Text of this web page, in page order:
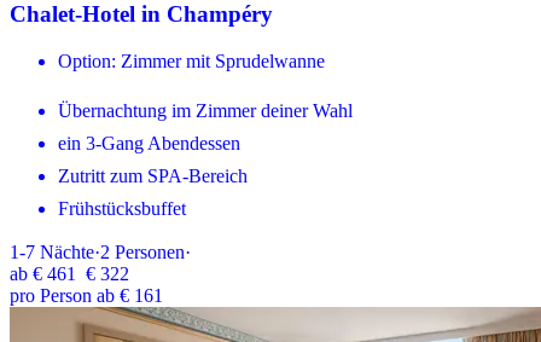
Chalet-Hotel in Champéry
Option: Zimmer mit Sprudelwanne
Übernachtung im Zimmer deiner Wahl
ein 3-Gang Abendessen
Zutritt zum SPA-Bereich
Frühstücksbuffet
1-7 Nächte·2 Personen·
ab € 461
€ 322
pro Person ab € 161